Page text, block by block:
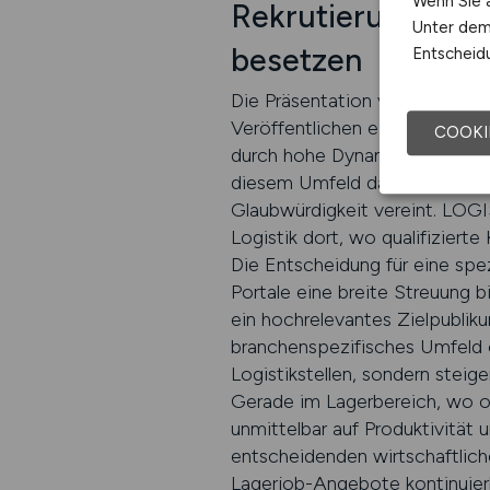
Rekrutierung im
besetzen
Die Präsentation von
Veröffentlichen einer
durch hohe Dynamik,
diesem Umfeld dauerhaft
Glaubwürdigkeit vereint.
Logistik dort, wo qualifizierte
Die Entscheidung für eine
Portale eine breite Streuung
ein hochrelevantes
branchenspezifisches
Logistikstellen, sondern
Gerade im Lagerbereich, wo
unmittelbar auf Produktivität
entscheidenden
Lagerjob-Angebote
Unter